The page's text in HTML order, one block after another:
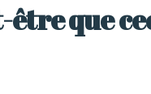
être que